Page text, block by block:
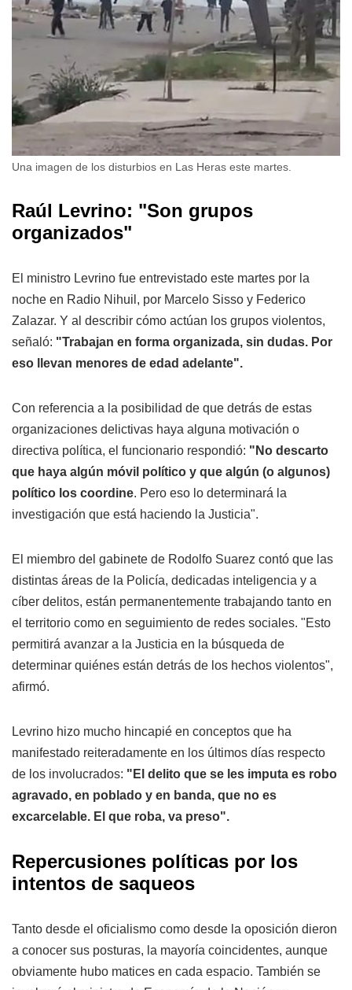
Una imagen de los disturbios en Las Heras este martes.
Raúl Levrino: "Son grupos
organizados"
El ministro Levrino fue entrevistado este martes por la
noche en Radio Nihuil, por Marcelo Sisso y Federico
Zalazar. Y al describir cómo actúan los grupos violentos,
señaló: "Trabajan en forma organizada, sin dudas. Por
eso llevan menores de edad adelante".
Con referencia a la posibilidad de que detrás de estas
organizaciones delictivas haya alguna motivación o
directiva política, el funcionario respondió: "No descarto
que haya algún móvil político y que algún (o algunos)
político los coordine. Pero eso lo determinará la
investigación que está haciendo la Justicia".
El miembro del gabinete de Rodolfo Suarez contó que las
distintas áreas de la Policía, dedicadas inteligencia y a
cíber delitos, están permanentemente trabajando tanto en
el territorio como en seguimiento de redes sociales. "Esto
permitirá avanzar a la Justicia en la búsqueda de
determinar quiénes están detrás de los hechos violentos",
afirmó.
Levrino hizo mucho hincapié en conceptos que ha
manifestado reiteradamente en los últimos días respecto
de los involucrados: "El delito que se les imputa es robo
agravado, en poblado y en banda, que no es
excarcelable. El que roba, va preso".
Repercusiones políticas por los
intentos de saqueos
Tanto desde el oficialismo como desde la oposición dieron
a conocer sus posturas, la mayoría coincidentes, aunque
obviamente hubo matices en cada espacio. También se